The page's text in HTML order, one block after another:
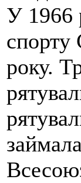
У 1966
спорту
року.